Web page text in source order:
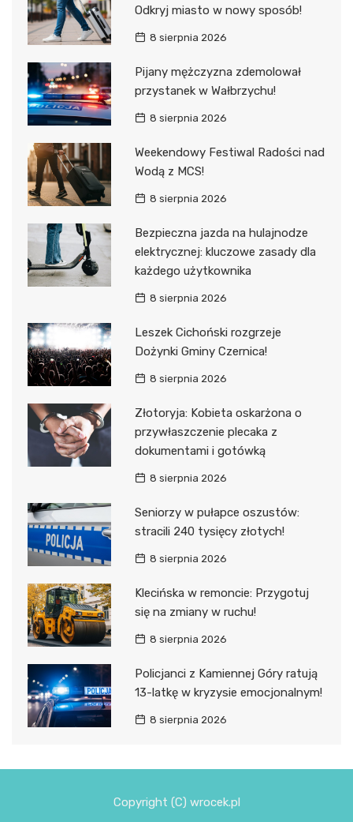
Odkryj miasto w nowy sposób!
8 sierpnia 2026
Pijany mężczyzna zdemolował
przystanek w Wałbrzychu!
8 sierpnia 2026
Weekendowy Festiwal Radości nad
Wodą z MCS!
8 sierpnia 2026
Bezpieczna jazda na hulajnodze
elektrycznej: kluczowe zasady dla
każdego użytkownika
8 sierpnia 2026
Leszek Cichoński rozgrzeje
Dożynki Gminy Czernica!
8 sierpnia 2026
Złotoryja: Kobieta oskarżona o
przywłaszczenie plecaka z
dokumentami i gotówką
8 sierpnia 2026
Seniorzy w pułapce oszustów:
stracili 240 tysięcy złotych!
8 sierpnia 2026
Klecińska w remoncie: Przygotuj
się na zmiany w ruchu!
8 sierpnia 2026
Policjanci z Kamiennej Góry ratują
13-latkę w kryzysie emocjonalnym!
8 sierpnia 2026
Copyright (C) wrocek.pl